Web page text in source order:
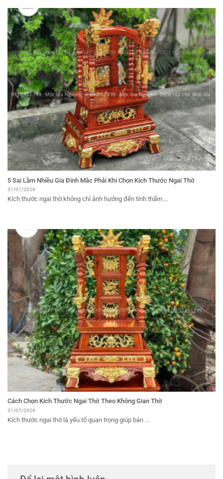
5 Sai Lầm Nhiều Gia Đình Mắc Phải Khi Chọn Kích Thước Ngai Thờ
31/07/2026
Kích thước ngai thờ không chỉ ảnh hưởng đến tính thẩm ...
Cách Chọn Kích Thước Ngai Thờ Theo Không Gian Thờ
31/07/2026
Kích thước ngai thờ là yếu tố quan trọng giúp bàn ...